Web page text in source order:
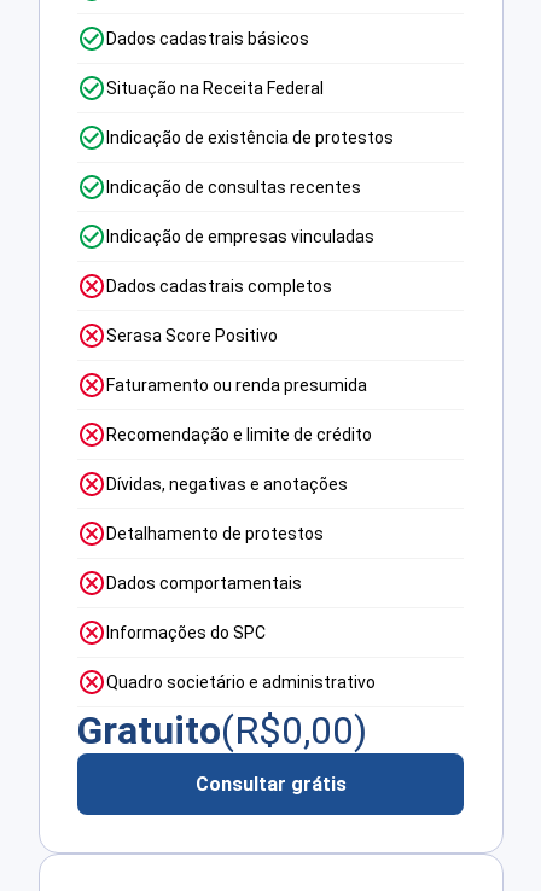
Dados cadastrais básicos
Situação na Receita Federal
Indicação de existência de protestos
Indicação de consultas recentes
Indicação de empresas vinculadas
Dados cadastrais completos
Serasa Score Positivo
Faturamento ou renda presumida
Recomendação e limite de crédito
Dívidas, negativas e anotações
Detalhamento de protestos
Dados comportamentais
Informações do SPC
Quadro societário e administrativo
Gratuito(R$0,00)
Consultar grátis